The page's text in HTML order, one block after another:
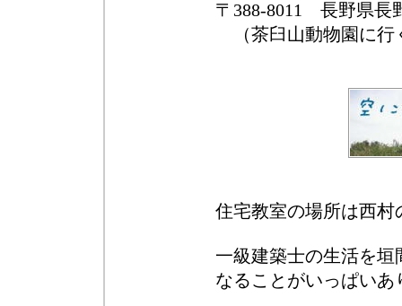
〒388-8011 長野県長
（茶臼山動物園に行
住宅教室の場所は西
一級建築士の生活を
なることがいっぱいあ